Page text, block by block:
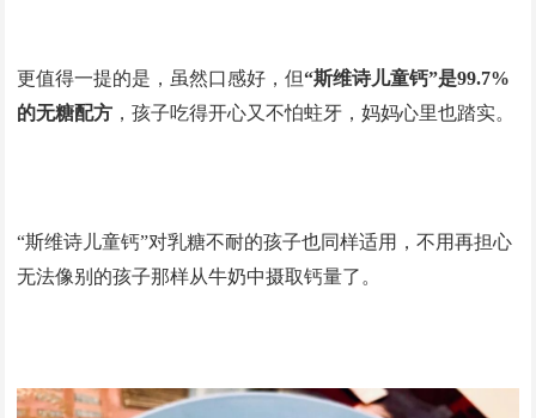
更值得一提的是，虽然口感好，但“斯维诗儿童钙”是99.7%
的无糖配方 ，孩子吃得开心又不怕蛀牙，妈妈心里也踏实。
“斯维诗儿童钙”对乳糖不耐的孩子也同样适用，不用再担心
无法像别的孩子那样从牛奶中摄取钙量了。